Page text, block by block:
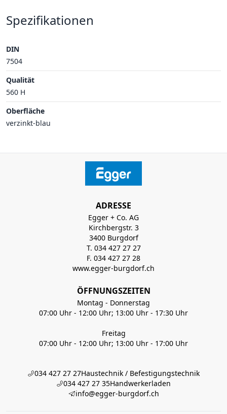
Spezifikationen
DIN
7504
Qualität
560 H
Oberfläche
verzinkt-blau
ADRESSE
Egger + Co. AG
Kirchbergstr. 3
3400 Burgdorf
T. 034 427 27 27
F. 034 427 27 28
www.egger-burgdorf.ch
ÖFFNUNGSZEITEN
Montag - Donnerstag
07:00 Uhr - 12:00 Uhr; 13:00 Uhr - 17:30 Uhr
Freitag
07:00 Uhr - 12:00 Uhr; 13:00 Uhr - 17:00 Uhr
034 427 27 27Haustechnik / Befestigungstechnik
034 427 27 35Handwerkerladen
info@egger-burgdorf.ch